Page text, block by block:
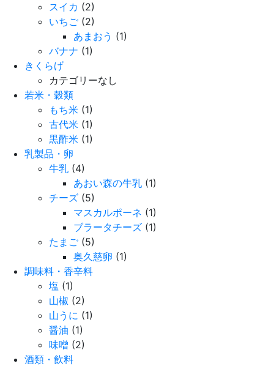
スイカ (2)
いちご (2)
あまおう (1)
バナナ (1)
きくらげ
カテゴリーなし
若米・穀類
もち米 (1)
古代米 (1)
黒酢米 (1)
乳製品・卵
牛乳 (4)
あおい森の牛乳 (1)
チーズ (5)
マスカルポーネ (1)
ブラータチーズ (1)
たまご (5)
奥久慈卵 (1)
調味料・香辛料
塩 (1)
山椒 (2)
山うに (1)
醤油 (1)
味噌 (2)
酒類・飲料